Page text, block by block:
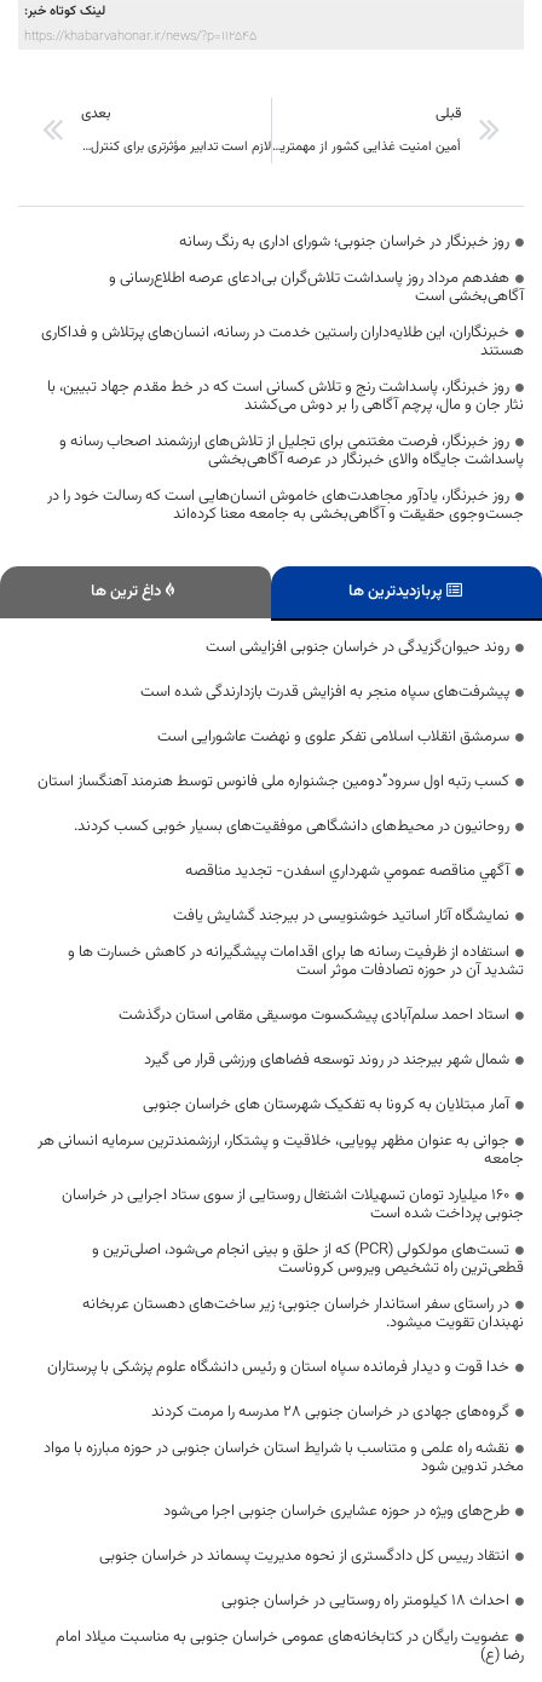
لینک کوتاه خبر:
https://khabarvahonar.ir/news/?p=112545
قبلی
أمین امنیت غذایی کشور از مهمترین اولویت‌هاست
بعدی
لازم است تدابیر مؤثرتری برای کنترل قیمت‌ها و حمایت از مردم اتخاذ شود
روز خبرنگار در خراسان جنوبی؛ شورای اداری به رنگ رسانه
هفدهم مرداد روز پاسداشت تلاش‌گران بی‌ادعای عرصه اطلاع‌رسانی و
آگاهی‌بخشی است
خبرنگاران، این طلایه‌داران راستین خدمت در رسانه، انسان‌های پرتلاش و فداکاری
هستند
روز خبرنگار، پاسداشت رنج و تلاش کسانی است که در خط مقدم جهاد تبیین، با
نثار جان و مال، پرچم آگاهی را بر دوش می‌کشند
روز خبرنگار، فرصت مغتنمی برای تجلیل از تلاش‌های ارزشمند اصحاب رسانه و
پاسداشت جایگاه والای خبرنگار در عرصه آگاهی‌بخشی
روز خبرنگار، یادآور مجاهدت‌های خاموش انسان‌هایی است که رسالت خود را در
جست‌وجوی حقیقت و آگاهی‌بخشی به جامعه معنا کرده‌اند
پربازدیدترین ها داغ ترین ها
روند حیوان‌گزیدگی در خراسان جنوبی افزایشی است
پیشرفت‌های سپاه منجر به افزایش قدرت بازدارندگی شده است
سرمشق انقلاب اسلامی تفکر علوی و نهضت عاشورایی است
کسب رتبه اول سرود”دومین جشنواره ملی فانوس توسط هنرمند آهنگساز استان
روحانیون در محیط‌های دانشگاهی موفقیت‌های بسیار خوبی کسب کردند.
آگهي مناقصه عمومي شهرداري اسفدن- تجدید مناقصه
نمایشگاه آثار اساتید خوشنویسی در بیرجند گشایش یافت
استفاده از ظرفیت رسانه ها برای اقدامات پیشگیرانه در کاهش خسارت ها و
تشدید آن در حوزه تصادفات موثر است
استاد احمد سلم‌آبادی پیشکسوت موسیقی مقامی استان درگذشت
شمال شهر بیرجند در روند توسعه فضاهای ورزشی قرار می گیرد
آمار مبتلایان به کرونا به تفکیک شهرستان های خراسان جنوبی
جوانی به عنوان مظهر پویایی، خلاقیت و پشتکار، ارزشمندترین سرمایه انسانی هر
جامعه
۱۶۰ میلیارد تومان تسهیلات اشتغال روستایی از سوی ستاد اجرایی در خراسان
جنوبی پرداخت شده است
تست‌های مولکولی (PCR) که از حلق و بینی انجام می‌شود، اصلی‌ترین و
قطعی‌ترین راه تشخیص ویروس کروناست
در راستای سفر استاندار خراسان جنوبی؛ زیر ساخت‌های دهستان عربخانه
نهبندان تقویت میشود.
خدا قوت و دیدار فرمانده سپاه استان و رئیس دانشگاه علوم پزشکی با پرستاران
گروه‌های جهادی در خراسان جنوبی ۲۸ مدرسه را مرمت کردند
نقشه راه علمی و متناسب با شرایط استان خراسان جنوبی در حوزه مبارزه با مواد
مخدر تدوین شود
طرح‌های ویژه در حوزه عشایری خراسان جنوبی اجرا می‌شود
انتقاد رییس کل دادگستری از نحوه مدیریت پسماند در خراسان جنوبی
احداث ۱۸ کیلومتر راه روستایی در خراسان جنوبی
عضویت رایگان در کتابخانه‌های عمومی خراسان جنوبی به مناسبت میلاد امام
رضا (ع)